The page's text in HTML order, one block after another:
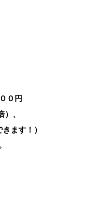
０円
）、
ます！）